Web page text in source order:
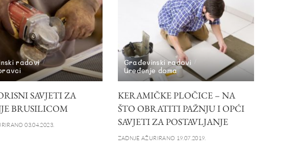
radovi
SAVJETI ZA
BRUSILICOM
03.04.2023.
Građevinski radovi
Uređenje doma
KERAMIČKE PLOČICE – NA
ŠTO OBRATITI PAŽNJU I OPĆI
SAVJETI ZA POSTAVLJANJE
ZADNJE AŽURIRANO 19.07.2019.